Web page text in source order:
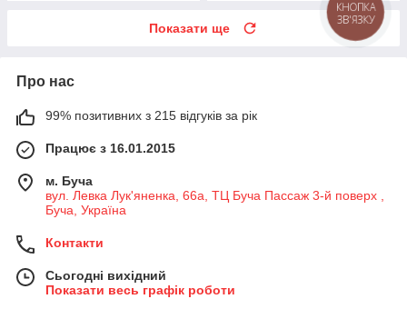
Показати ще
Про нас
99% позитивних з 215 відгуків за рік
Працює з 16.01.2015
м. Буча
вул. Левка Лук'яненка, 66а, ТЦ Буча Пассаж 3-й поверх ,
Буча, Україна
Контакти
Сьогодні вихідний
Показати весь графік роботи
КНОПКА
ЗВ'ЯЗКУ